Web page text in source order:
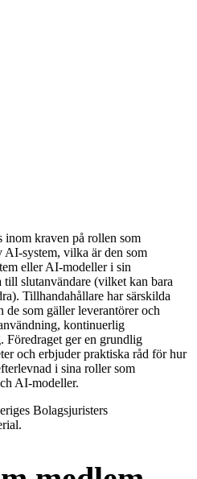
inom kraven på rollen som
system, vilka är den som
eller AI-modeller i sin
till slutanvändare (vilket kan bara
Tillhandahållare har särskilda
som gäller leverantörer och
kontinuerlig
Föredraget ger en grundlig
och erbjuder praktiska råd för hur
i sina roller som
AI-modeller.
Bolagsjuristers